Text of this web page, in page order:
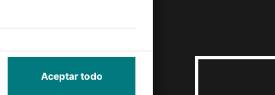
Follow us